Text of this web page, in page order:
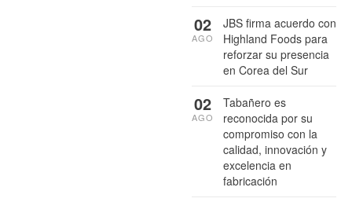
JBS firma acuerdo con
Highland Foods para
reforzar su presencia
en Corea del Sur
02
AGO
Tabañero es
reconocida por su
compromiso con la
calidad, innovación y
excelencia en
fabricación
02
AGO